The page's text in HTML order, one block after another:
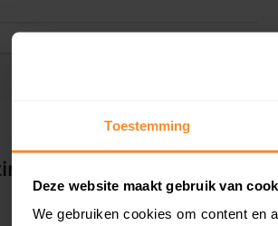
Toestemming
Deze website maakt gebruik van
We gebruiken cookies om content en